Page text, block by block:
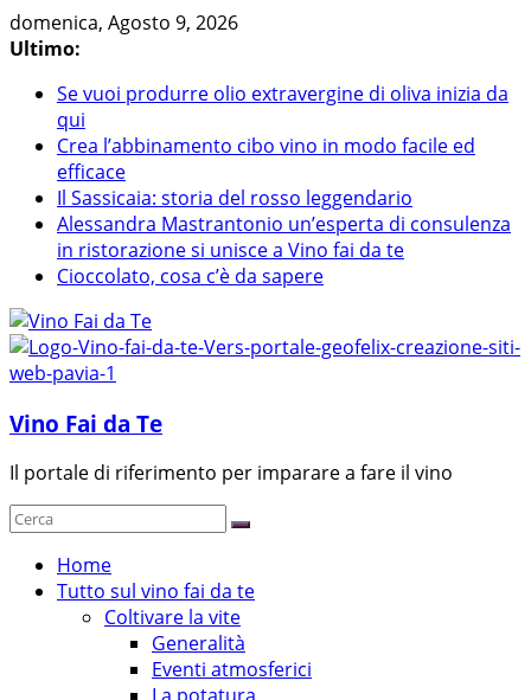
Skip
to
domenica, Agosto 9, 2026
Ultimo:
Se vuoi produrre olio extravergine di oliva inizia da
qui
Crea l’abbinamento cibo vino in modo facile ed
efficace
Il Sassicaia: storia del rosso leggendario
Alessandra Mastrantonio un’esperta di consulenza
in ristorazione si unisce a Vino fai da te
Cioccolato, cosa c’è da sapere
Vino Fai da Te
Il portale di riferimento per imparare a fare il vino
Home
Tutto sul vino fai da te
Coltivare la vite
Generalità
Eventi atmosferici